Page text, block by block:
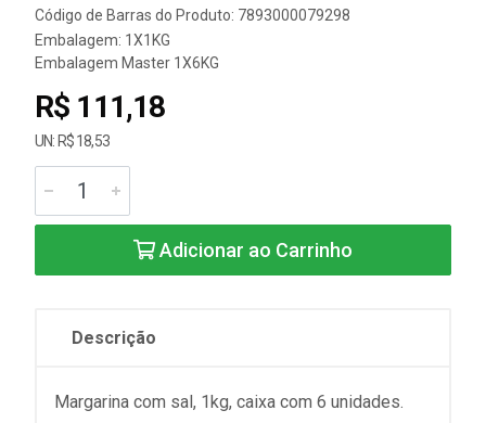
Código de Barras do Produto: 7893000079298
Embalagem: 1X1KG
Embalagem Master 1X6KG
R$ 111,18
UN: R$ 18,53
Adicionar ao Carrinho
Descrição
Margarina com sal, 1kg, caixa com 6 unidades.